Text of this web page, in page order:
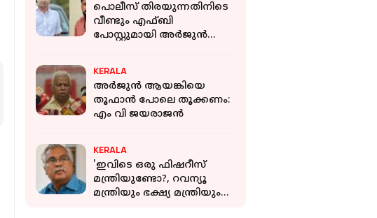
പൊലീസ് തിരയുന്നതിനിടെ
വീണ്ടും എഫ്ബി
പോസ്റ്റുമായി അർജുൻ
KERALA
അര്‍ജുന്‍ ആയങ്കിയെ
തൂഫാന്‍ പോലെ തൂക്കണം:
എം വി ജയരാജന്‍
KERALA
'ഇവിടെ ഒരു ഫിഷറീസ്
മന്ത്രിയുണ്ടോ?, റവന്യൂ
മന്ത്രിയും ഭക്ഷ്യ മന്ത്രിയും